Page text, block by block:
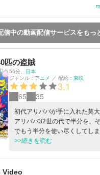
信中の動画配信サービスをもっ
匹の盗賊
56分
日本
ジャンル： アニメ ／ 配給： 東映
3.1
65 35
初代アリババが手に入れた莫大
アリババ32世の代で半分を、
でもう半分を使い尽くしてし
ランプの魔物も、猫が大嫌いで
の猫と共に反旗を翻す。
>>続きを読む
Video